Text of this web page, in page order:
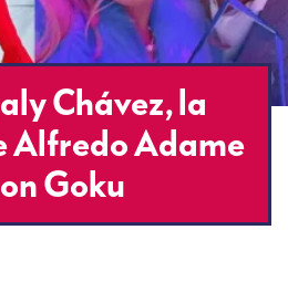
Chávez, la
Alfredo Adame
Goku